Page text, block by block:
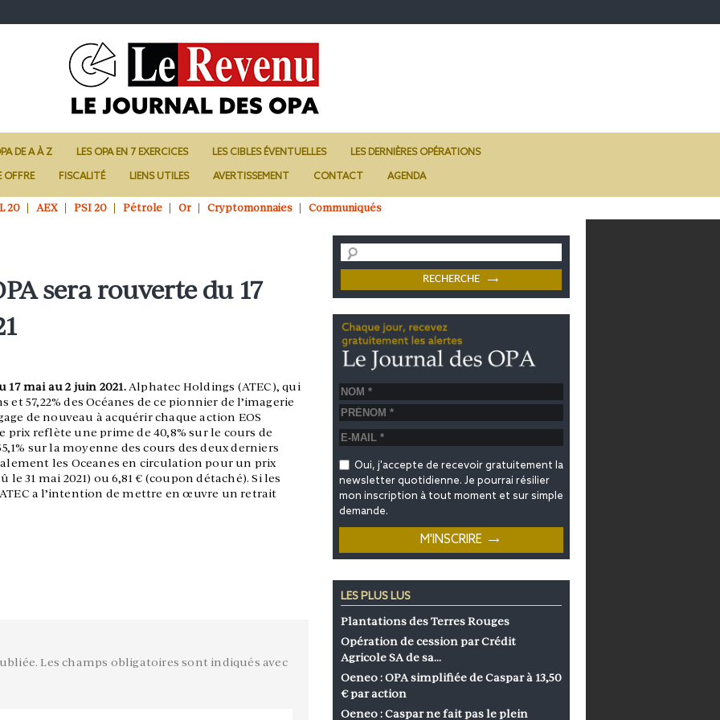
DE A À Z LES OPA EN 7 EXERCICES LES CIBLES ÉVENTUELLES LES DERNIÈRES OPÉRATIONS
OFFRE FISCALITÉ LIENS UTILES AVERTISSEMENT CONTACT AGENDA
20 AEX PSI 20 Pétrole Or Cryptomonnaies Communiqués
sera rouverte du 17
17 mai au 2 juin 2021. Alphatec Holdings (ATEC), qui
et 57,22% des Océanes de ce pionnier de l’imagerie
de nouveau à acquérir chaque action EOS
prix reflète une prime de 40,8% sur le cours de
sur la moyenne des cours des deux derniers
les Oceanes en circulation pour un prix
31 mai 2021) ou 6,81 € (coupon détaché). Si les
a l’intention de mettre en œuvre un retrait
Les champs obligatoires sont indiqués avec
Oui, j'accepte de recevoir gratuitement la
newsletter quotidienne. Je pourrai résilier
mon inscription à tout moment et sur simple
demande.
LES PLUS LUS
Plantations des Terres Rouges
Opération de cession par Crédit
Agricole SA de sa…
Oeneo : OPA simplifiée de Caspar à 13,50
€ par action
Oeneo : Caspar ne fait pas le plein